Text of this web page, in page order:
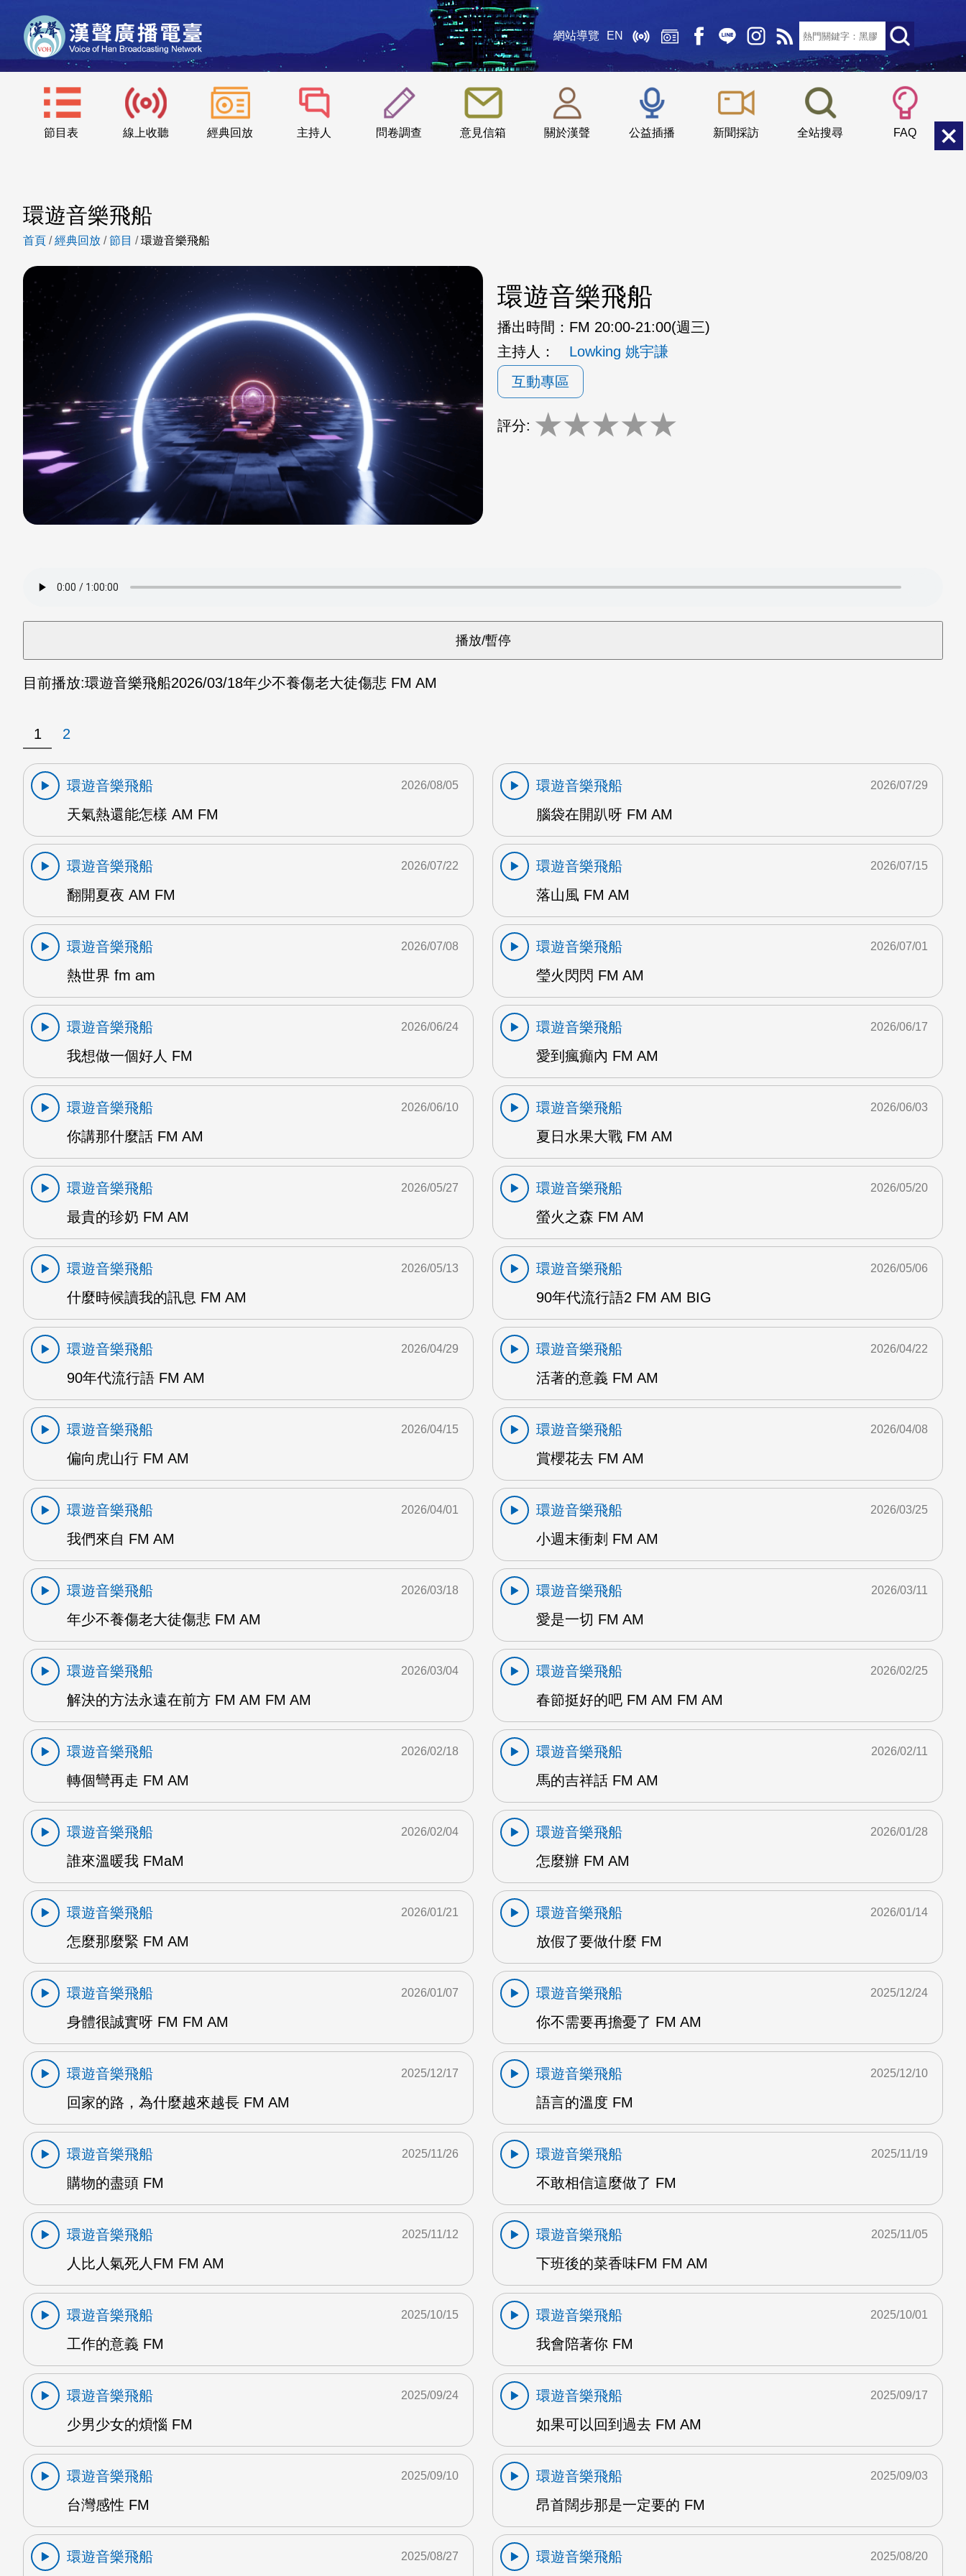
網站導覽 EN
節目表 線上收聽 經典回放 主持人 問卷調查 意見信箱 關於漢聲 公益插播 新聞採訪 全站搜尋 FAQ
::: 小 中
環遊音樂飛船
首頁 /經典回放 /節目 /環遊音樂飛船
環遊音樂飛船
播出時間： FM 20:00-21:00(週三)
主持人：
Lowking 姚宇謙
互動專區
評分: ★★★★★
目前播放:環遊音樂飛船2026/03/18年少不養傷老大徒傷悲 FM AM
1 2
環遊音樂飛船
天氣熱還能怎樣 AM FM
2026/08/05
環遊音樂飛船
腦袋在開趴呀 FM AM
2026/07/29
環遊音樂飛船
翻開夏夜 AM FM
2026/07/22
環遊音樂飛船
落山風 FM AM
2026/07/15
環遊音樂飛船
熱世界 fm am
2026/07/08
環遊音樂飛船
瑩火閃閃 FM AM
2026/07/01
環遊音樂飛船
我想做一個好人 FM
2026/06/24
環遊音樂飛船
愛到瘋癲內 FM AM
2026/06/17
環遊音樂飛船
你講那什麼話 FM AM
2026/06/10
環遊音樂飛船
夏日水果大戰 FM AM
2026/06/03
環遊音樂飛船
最貴的珍奶 FM AM
2026/05/27
環遊音樂飛船
螢火之森 FM AM
2026/05/20
環遊音樂飛船
什麼時候讀我的訊息 FM AM
2026/05/13
環遊音樂飛船
90年代流行語2 FM AM BIG
2026/05/06
環遊音樂飛船
90年代流行語 FM AM
2026/04/29
環遊音樂飛船
活著的意義 FM AM
2026/04/22
環遊音樂飛船
偏向虎山行 FM AM
2026/04/15
環遊音樂飛船
賞櫻花去 FM AM
2026/04/08
環遊音樂飛船
我們來自 FM AM
2026/04/01
環遊音樂飛船
小週末衝刺 FM AM
2026/03/25
環遊音樂飛船
年少不養傷老大徒傷悲 FM AM
2026/03/18
環遊音樂飛船
愛是一切 FM AM
2026/03/11
環遊音樂飛船
解決的方法永遠在前方 FM AM FM AM
2026/03/04
環遊音樂飛船
春節挺好的吧 FM AM FM AM
2026/02/25
環遊音樂飛船
轉個彎再走 FM AM
2026/02/18
環遊音樂飛船
馬的吉祥話 FM AM
2026/02/11
環遊音樂飛船
誰來溫暖我 FMaM
2026/02/04
環遊音樂飛船
怎麼辦 FM AM
2026/01/28
環遊音樂飛船
怎麼那麼緊 FM AM
2026/01/21
環遊音樂飛船
放假了要做什麼 FM
2026/01/14
環遊音樂飛船
身體很誠實呀 FM FM AM
2026/01/07
環遊音樂飛船
你不需要再擔憂了 FM AM
2025/12/24
環遊音樂飛船
回家的路，為什麼越來越長 FM AM
2025/12/17
環遊音樂飛船
語言的溫度 FM
2025/12/10
環遊音樂飛船
購物的盡頭 FM
2025/11/26
環遊音樂飛船
不敢相信這麼做了 FM
2025/11/19
環遊音樂飛船
人比人氣死人FM FM AM
2025/11/12
環遊音樂飛船
下班後的菜香味FM FM AM
2025/11/05
環遊音樂飛船
工作的意義 FM
2025/10/15
環遊音樂飛船
我會陪著你 FM
2025/10/01
環遊音樂飛船
少男少女的煩惱 FM
2025/09/24
環遊音樂飛船
如果可以回到過去 FM AM
2025/09/17
環遊音樂飛船
台灣感性 FM
2025/09/10
環遊音樂飛船
昂首闊步那是一定要的 FM
2025/09/03
環遊音樂飛船 2025/08/27 環遊音樂飛船 2025/08/20